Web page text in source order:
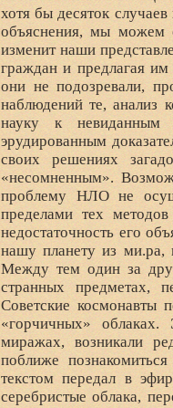
хотя бы десяток
объяснения, мы можем
изменит наши
граждан и предлагая
они не подозревали,
наблюдений те, анализ
науку к невиданным
эрудированным
своих решениях
«несомненным».
проблему НЛО не
пределами тех
недостаточность его
нашу планету из ми.ра,
Между тем один за
странных предметах,
Советские космонавты
«горчичных»
миражах, возникали
поближе
текстом передал в
серебристые облака,